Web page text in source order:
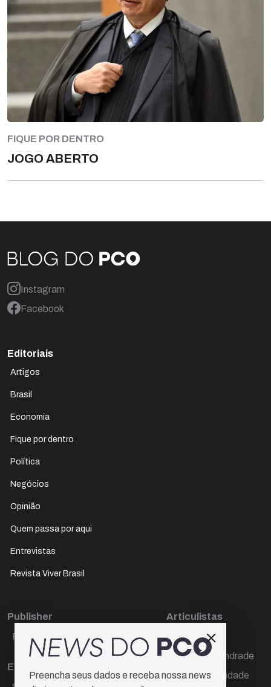
FIQUE POR DENTRO
JOGO ABERTO
Instagram
Facebook
Editoriais
Artigos
Brasil
Economia
Fique por dentro
Política
Negócios
Opinião
Quem passa por aqui
Entrevistas
Revista Viver Brasil
Publisher
Paulo Cesar de Oliveira
Editora Chefe
Articulistas
Décio Freire
Dr Marcos Andrade
Hamilton Trindade
Preencha seus dados e receba nossa news